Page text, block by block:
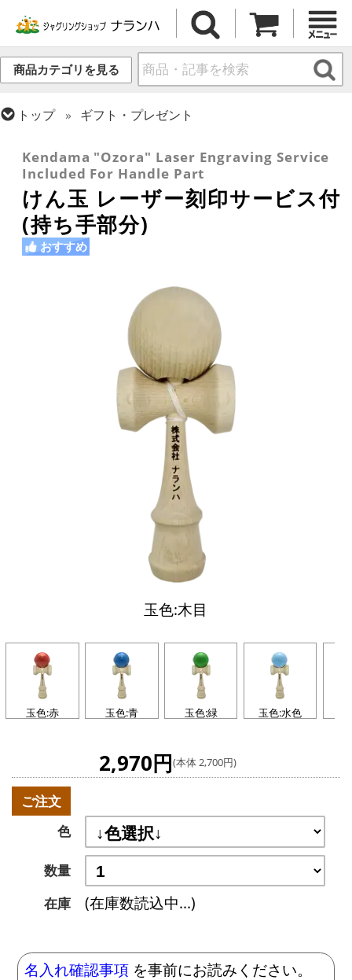
商品カテゴリを見る
トップ
ギフト・プレゼント
Kendama "Ozora" Laser Engraving Service
Included For Handle Part
けん玉 レーザー刻印サービス付
(持ち手部分)
おすすめ
玉色:木目
玉色:赤 玉色:青 玉色:緑 玉色:水色
2,970円(本体 2,700円)
ご注文
色
数量
在庫
(在庫数読込中...)
名入れ確認事項 を事前にお読みください。